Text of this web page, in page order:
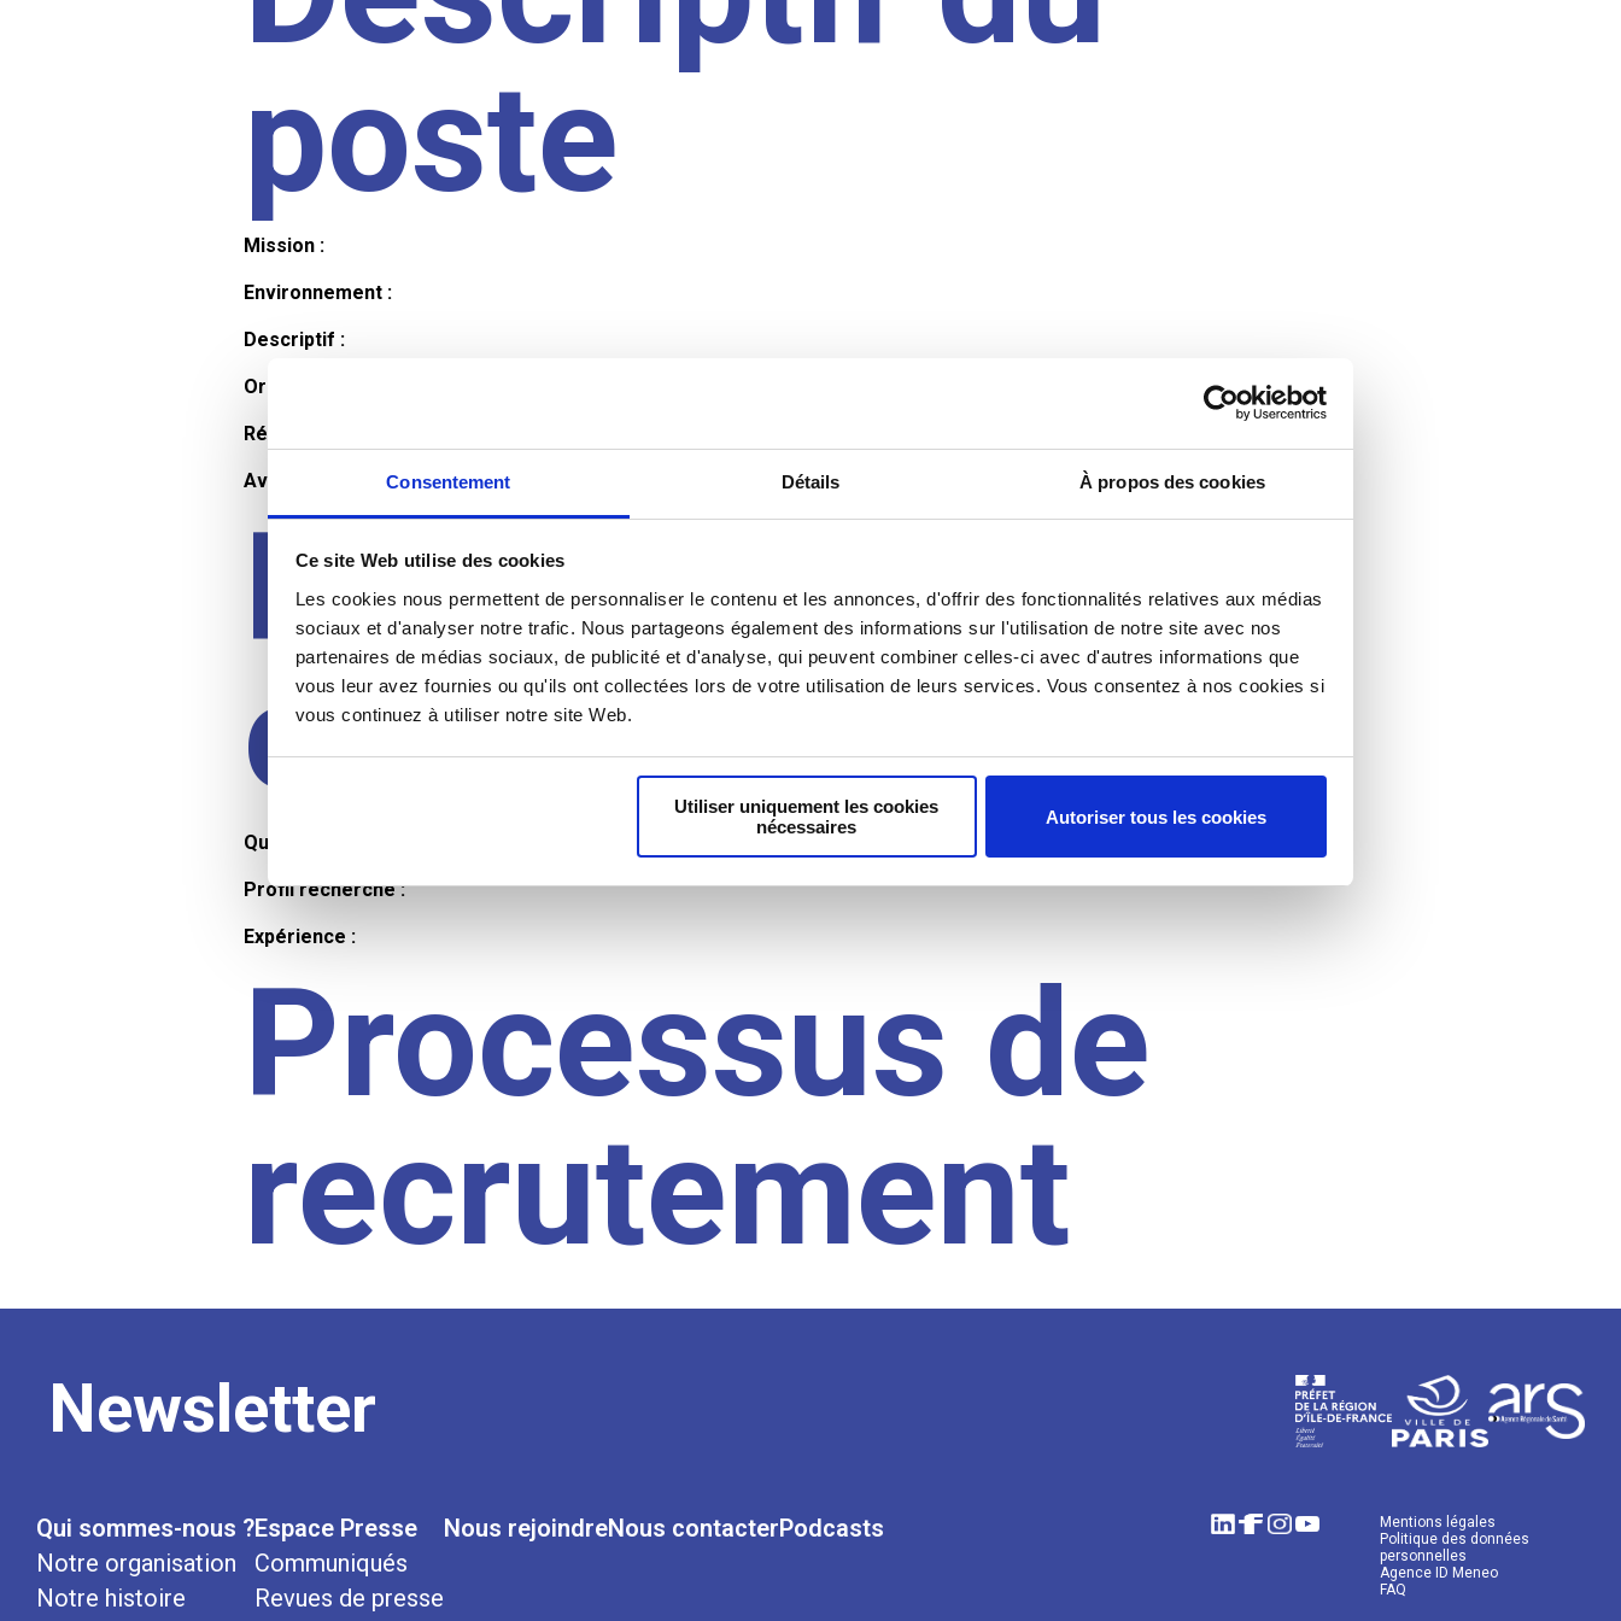
Consentement Détails À propos des cookies
Ce site Web utilise des cookies
Les cookies nous permettent de personnaliser le contenu et les annonces, d'offrir des fonctionnalités relatives aux médias
sociaux et d'analyser notre trafic. Nous partageons également des informations sur l'utilisation de notre site avec nos
partenaires de médias sociaux, de publicité et d'analyse, qui peuvent combiner celles-ci avec d'autres informations que
vous leur avez fournies ou qu'ils ont collectées lors de votre utilisation de leurs services. Vous consentez à nos cookies si
vous continuez à utiliser notre site Web.
Utiliser uniquement les cookies
nécessaires
Autoriser tous les cookies
poste
Mission :
Environnement :
Descriptif :
Organisation et horaires :
Rémunération :
Avantages :
Profil du
candidat
Qualifications et diplômes :
Profil recherché :
Expérience :
Processus de
recrutement
Newsletter
Qui sommes-nous ?
Notre organisation
Notre histoire
Espace Presse
Communiqués
Revues de presse
Nous rejoindreNous contacterPodcasts
Mentions légales
Politique des données
personnelles
Agence ID Meneo
FAQ